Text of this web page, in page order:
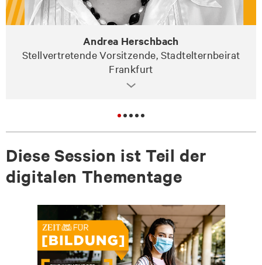
Andrea Herschbach
Stellvertretende Vorsitzende, Stadtelternbeirat
Frankfurt
Diese Session ist Teil der
digitalen Thementage